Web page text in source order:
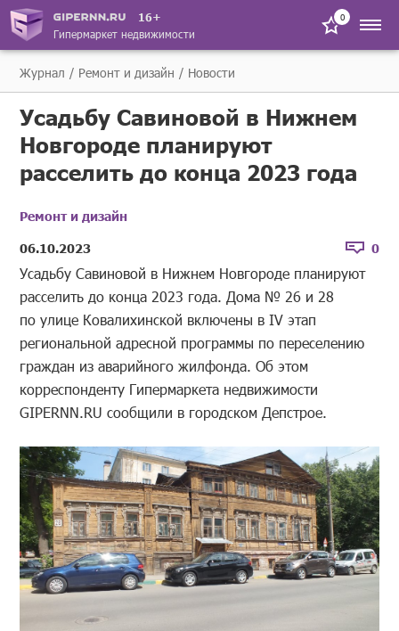
16+
Гипермаркет недвижимости
0
Журнал Ремонт и дизайн Новости
Усадьбу Савиновой в Нижнем
Новгороде планируют
расселить до конца 2023 года
Ремонт и дизайн
06.10.2023
0
Усадьбу Савиновой в Нижнем Новгороде планируют
расселить до конца 2023 года. Дома № 26 и 28
по улице Ковалихинской включены в IV этап
региональной адресной программы по переселению
граждан из аварийного жилфонда. Об этом
корреспонденту Гипермаркета недвижимости
GIPERNN.RU сообщили в городском Депстрое.